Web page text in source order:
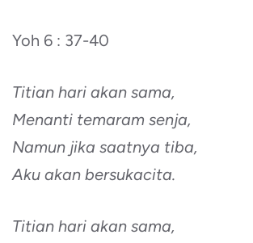
Yoh 6 : 37-40
Titian hari akan sama,
Menanti temaram senja,
Namun jika saatnya tiba,
Aku akan bersukacita.
Titian hari akan sama,